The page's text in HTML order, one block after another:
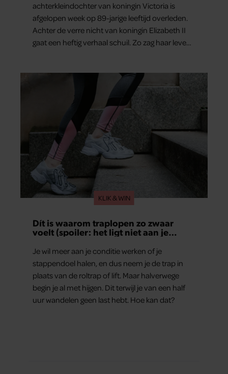
achterkleindochter van koningin Victoria is
afgelopen week op 89-jarige leeftijd overleden.
Achter de verre nicht van koningin Elizabeth II
gaat een heftig verhaal schuil. Zo zag haar leven
KLIK & WIN
Dít is waarom traplopen zo zwaar
voelt (spoiler: het ligt niet aan je
Je wil meer aan je conditie werken of je
stappendoel halen, en dus neem je de trap in
plaats van de roltrap of lift. Maar halverwege
begin je al met hijgen. Dit terwijl je van een half
uur wandelen geen last hebt. Hoe kan dat?